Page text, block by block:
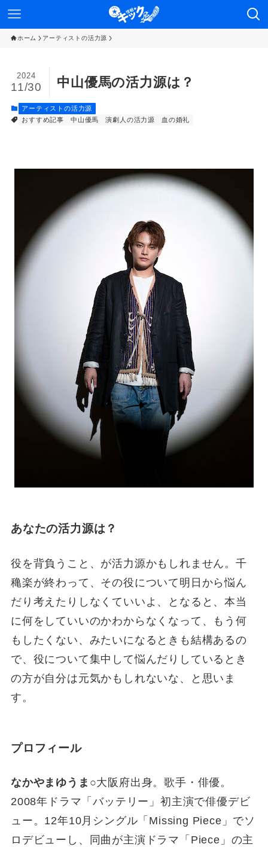
ホーム アーティストの活力源
中山優馬の活力源は？
2024
11/30
アーティストの活力源
おすすめ記事
中山優馬 演劇人の活力源 血の婚礼
あなたの活力源は？
役を背負うこと、が活力源かもしれません。千
穐楽が終わって、その役について明日から悩ん
だり考えたりしなくていいよ、となると、本当
に何をしていいのかわからなくなって、もう何
もしたくない、みたいになるときも結構あるの
で、役について集中して悩んだりしているとき
の方が自分は元気かもしれないな、と思いま
す。
プロフィール
なかやまゆうま ○大阪府出身。歌手・俳優。
2008年ドラマ「バッテリー」初主演で俳優デビ
ュー。12年10月シングル「Missing Piece」でソ
ロデビューし、同曲が主演ドラマ「Piece」の主